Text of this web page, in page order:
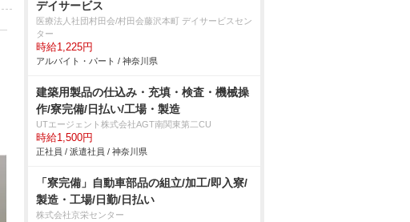
デイサービス
医療法人社団村田会/村田会藤沢本町 デイサービスセン
ター
時給1,225円
アルバイト・パート / 神奈川県
建築用製品の仕込み・充填・検査・機械操
作/寮完備/日払い/工場・製造
UTエージェント株式会社AGT南関東第二CU
時給1,500円
正社員 / 派遣社員 / 神奈川県
「寮完備」自動車部品の組立/加工/即入寮/
製造・工場/日勤/日払い
株式会社京栄センター